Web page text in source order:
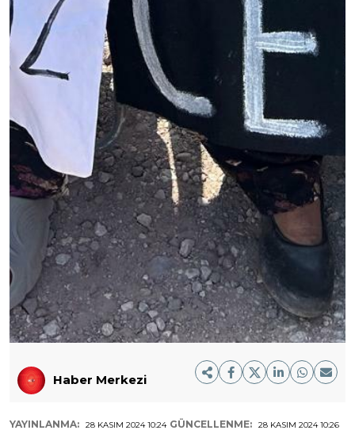
Haber Merkezi
YAYINLANMA: 28 KASIM 2024 10:24 GÜNCELLENME: 28 KASIM 2024 10:26